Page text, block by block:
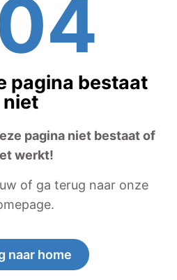
pagina bestaat
niet
pagina niet bestaat of
werkt!
of ga terug naar onze
naar home